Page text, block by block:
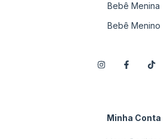
Bebê Menina
Bebê Menino
Minha Conta